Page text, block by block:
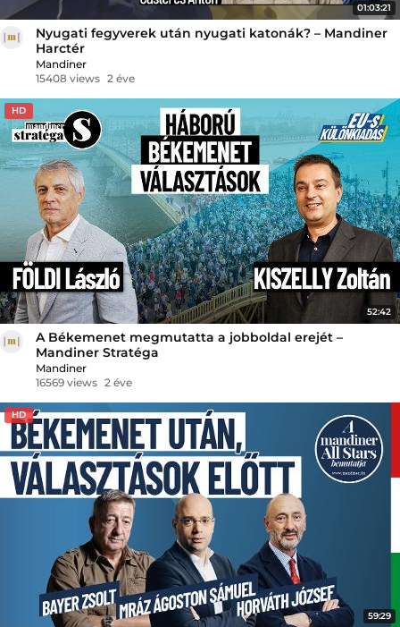
01:03:21
Nyugati fegyverek után nyugati katonák? – Mandiner
Harctér
Mandiner
15408 views 2 éve
HD
52:42
A Békemenet megmutatta a jobboldal erejét –
Mandiner Stratéga
Mandiner
16569 views 2 éve
HD
59:29